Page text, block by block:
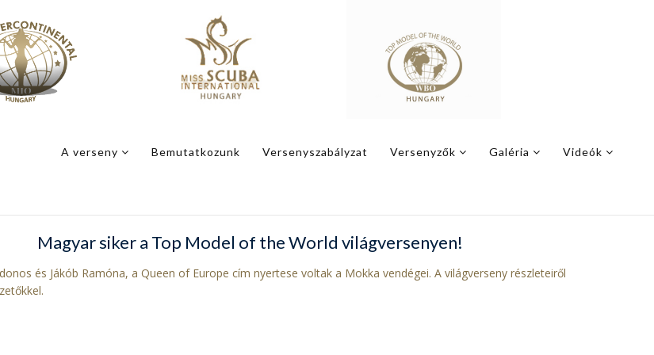
A verseny Bemutatkozunk Versenyszabályzat Versenyzők Galéria Videók
Magyar siker a Top Model of the World világversenyen!
és Jákób Ramóna, a Queen of Europe cím nyertese voltak a Mokka vendégei. A világverseny részleteiről